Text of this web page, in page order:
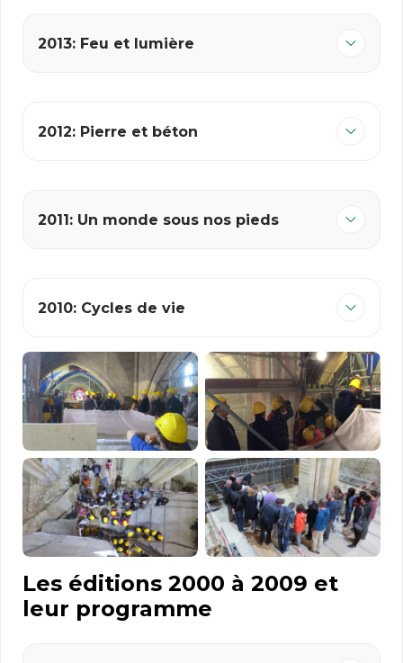
2013: Feu et lumière
2012: Pierre et béton
2011: Un monde sous nos pieds
2010: Cycles de vie
Les éditions 2000 à 2009 et
leur programme